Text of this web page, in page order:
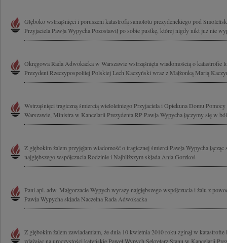
Głęboko wstrząśnięci i poruszeni katastrofą samolotu prezydenckiego pod
Przyjaciela Pawła Wypycha Pozostawił po sobie pustkę, której nigdy nikt już nie
Okręgowa Rada Adwokacka w Warszawie wstrząśnięta wiadomością o katastrofie
Prezydent Rzeczypospolitej Polskiej Lech Kaczyński wraz z Małżonką Marią
Wstrząśnięci tragiczną śmiercią wieloletniego Przyjaciela i Opiekuna Domu
Warszawie, Ministra w Kancelarii Prezydenta RP Pawła Wypycha łączymy się w
Z głębokim żalem przyjęłam wiadomość o tragicznej śmierci Pawła Wypycha
najgłębszego współczucia Rodzinie i Najbliższym składa Ania Gorzkoś
Pani apl. adw. Małgorzacie Wypych wyrazy najgłębszego współczucia i żalu z
Pawła Wypycha składa Naczelna Rada Adwokacka
Z głębokim żalem zawiadamiam, że dnia 10 kwietnia 2010 roku zginął w
zdążając na uroczystości katyńskie Paweł Wypych Sekretarz Stanu w Kancelarii